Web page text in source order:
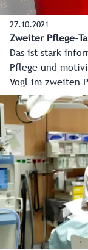
27.10.2021
Zweiter Pflege-
Das ist stark
Pflege und
Vogl im zweiten
Scharkaroff
Schwarzenberg